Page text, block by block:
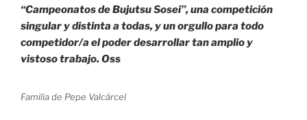
“Campeonatos de Bujutsu Sosei”, una competición
singular y distinta a todas, y un orgullo para todo
competidor/a el poder desarrollar tan amplio y
vistoso trabajo. Oss
Familia de Pepe Valcárcel